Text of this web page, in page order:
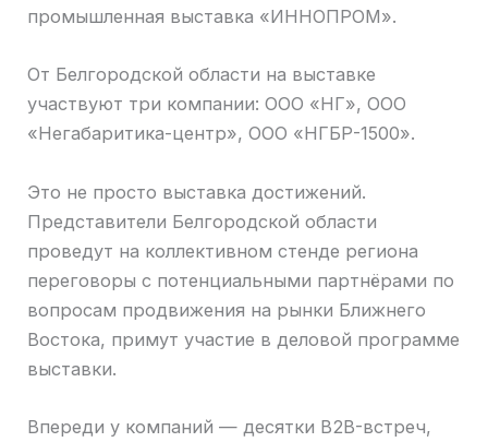
промышленная выставка «ИННОПРОМ».
От Белгородской области на выставке
участвуют три компании: ООО «НГ», ООО
«Негабаритика-центр», ООО «НГБР-1500».
Это не просто выставка достижений.
Представители Белгородской области
проведут на коллективном стенде региона
переговоры с потенциальными партнёрами по
вопросам продвижения на рынки Ближнего
Востока, примут участие в деловой программе
выставки.
Впереди у компаний — десятки B2B-встреч,